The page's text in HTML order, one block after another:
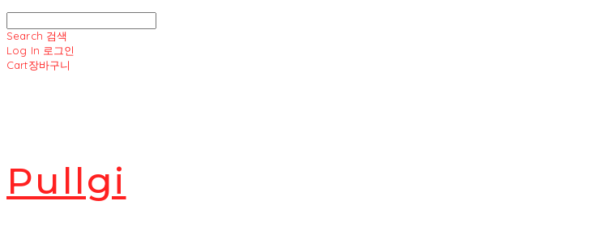
Search 검색
Log In 로그인
Cart장바구니
Pullgi